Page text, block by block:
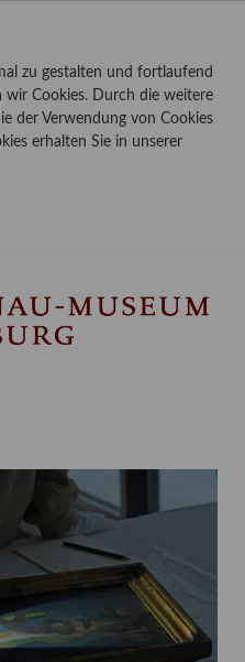
zu gestalten und fortlaufend
wir Cookies. Durch die weitere
der Verwendung von Cookies
erhalten Sie in unserer